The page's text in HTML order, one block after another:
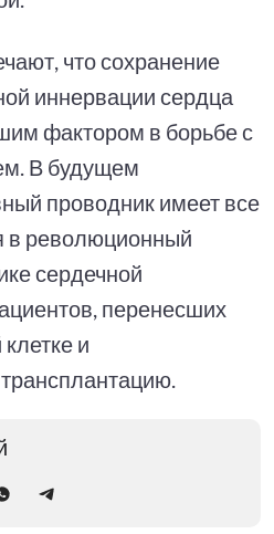
что сохранение
иннервации сердца
фактором в борьбе с
В будущем
проводник имеет все
в революционный
сердечной
перенесших
и